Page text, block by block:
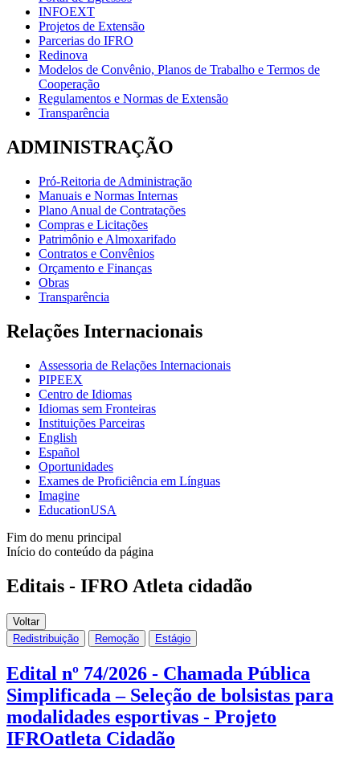
INFOEXT
Projetos de Extensão
Parcerias do IFRO
Redinova
Modelos de Convênio, Planos de Trabalho e Termos de
Cooperação
Regulamentos e Normas de Extensão
Transparência
ADMINISTRAÇÃO
Pró-Reitoria de Administração
Manuais e Normas Internas
Plano Anual de Contratações
Compras e Licitações
Patrimônio e Almoxarifado
Contratos e Convênios
Orçamento e Finanças
Obras
Transparência
Relações Internacionais
Assessoria de Relações Internacionais
PIPEEX
Centro de Idiomas
Idiomas sem Fronteiras
Instituições Parceiras
English
Español
Oportunidades
Exames de Proficiência em Línguas
Imagine
EducationUSA
Fim do menu principal
Início do conteúdo da página
Editais - IFRO Atleta cidadão
Voltar
Redistribuição
Remoção Estágio
Edital nº 74/2026 - Chamada Pública
Simplificada – Seleção de bolsistas para
modalidades esportivas - Projeto
IFROatleta Cidadão